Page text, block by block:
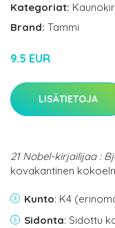
Kategoriat:
Brand: Tammi
9.5 EUR
LISÄTIETOJA
21 Nobel-kirjailijaa :
kovakantinen
Kunto: K4
Sidonta: Sidottu